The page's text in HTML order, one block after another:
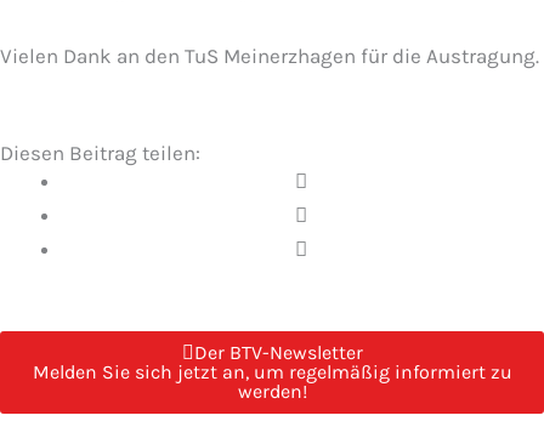
Vielen Dank an den TuS Meinerzhagen für die Austragung.
Diesen Beitrag teilen:
Der BTV-Newsletter
Melden Sie sich jetzt an, um regelmäßig informiert zu
werden!